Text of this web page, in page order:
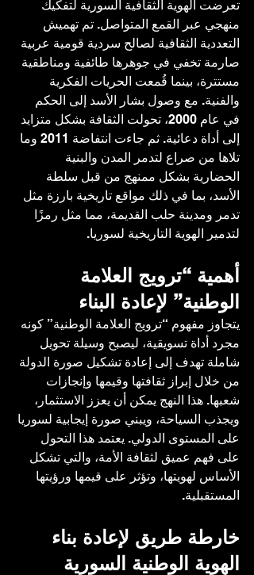
تعرضت الهوية الثقافية السورية لتفكيك
منهجي عبر القمع المتواصل. تم تهميش
التعددية الثقافية لصالح سردية قومية عربية
صارمة تخفي في جوهرها طائفية ومناطقية
مستترة، بينما قُمعت الحريات الفكرية
والفنية. مع وصول بشار الأسد إلى الحكم
في عام 2000، تحولت الثقافة بشكل متزايد
إلى أداة دعائية. ثم جاءت انتفاضة 2011 وما
تلاها من صراع لتدمر المدن والبنية
الحضارية بشكل ممنهج من قبل سلطة
الأسد، بما في ذلك مواقع تاريخية بارزة مثل
تدمر ومدينة حلب القديمة، مما مثل رمزًا
لتدمير الهوية التاريخية لسوريا.
أهمية “ترويج العلامة
الوطنية” لإعادة البناء
يتجاوز مفهوم “ترويج العلامة الوطنية” كونه
مجرد أداة تسويقية، ليصبح وسيلة تحويل
شاملة تهدف إلى إعادة تشكيل صورة الدولة
من خلال إبراز ثقافتها وقيمها وإنجازات
شعبها. هذا النهج يمكن أن يعزز الاستثمار،
ويجذب السياحة، ويبني صورة إيجابية لسوريا
على المستوى الدولي. يعتمد هذا التحول
على فهم عميق لثقافة الأمة، والتي تشكل
الأساس لهويتها، وتؤثر على قيمها ورؤيتها
المستقبلية.
خارطة طريق لإعادة بناء
الهوية الوطنية السورية